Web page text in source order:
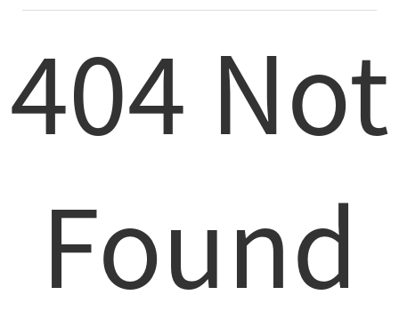
404 Not
Found